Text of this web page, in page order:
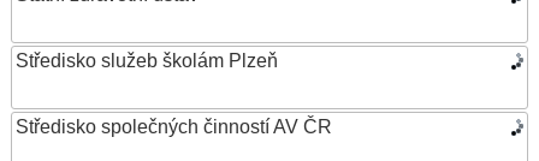
Středisko služeb školám Plzeň
Středisko společných činností AV ČR